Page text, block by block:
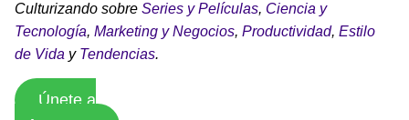
Culturizando sobre Series y Películas, Ciencia y
Tecnología, Marketing y Negocios, Productividad, Estilo
de Vida y Tendencias.
Únete a